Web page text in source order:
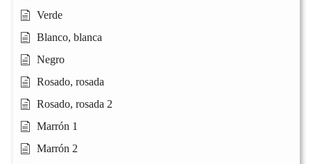
Verde
Blanco, blanca
Negro
Rosado, rosada
Rosado, rosada 2
Marrón 1
Marrón 2